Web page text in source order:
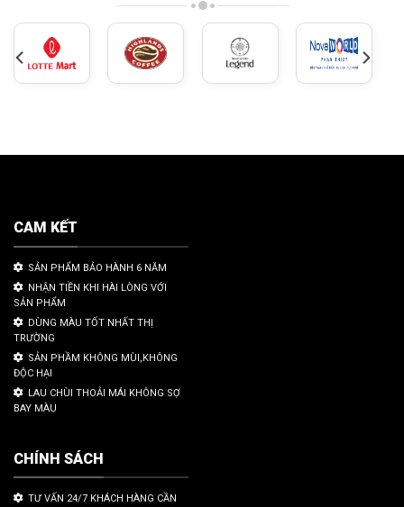
CAM KẾT
SẢN PHẨM BẢO HÀNH 6 NĂM
NHẬN TIỀN KHI HÀI LÒNG VỚI
SẢN PHẨM
DÙNG MÀU TỐT NHẤT THỊ
TRƯỜNG
SẢN PHẦM KHÔNG MÙI,KHÔNG
ĐỘC HẠI
LAU CHÙI THOẢI MÁI KHÔNG SỢ
BAY MÀU
CHÍNH SÁCH
TƯ VẤN 24/7 KHÁCH HÀNG CẦN